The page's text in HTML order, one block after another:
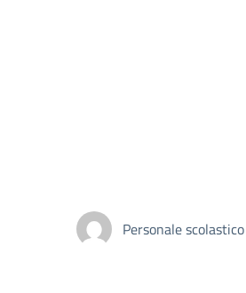
Personale scolastico